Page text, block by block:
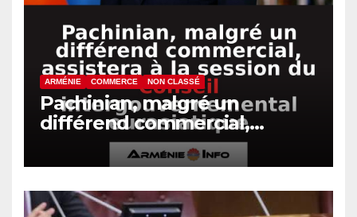
ARMÉNIE COMMERCE NON CLASSÉ
Pachinian, malgré un
différend commercial,
assistera à la session du
Conseil intergouvernemental